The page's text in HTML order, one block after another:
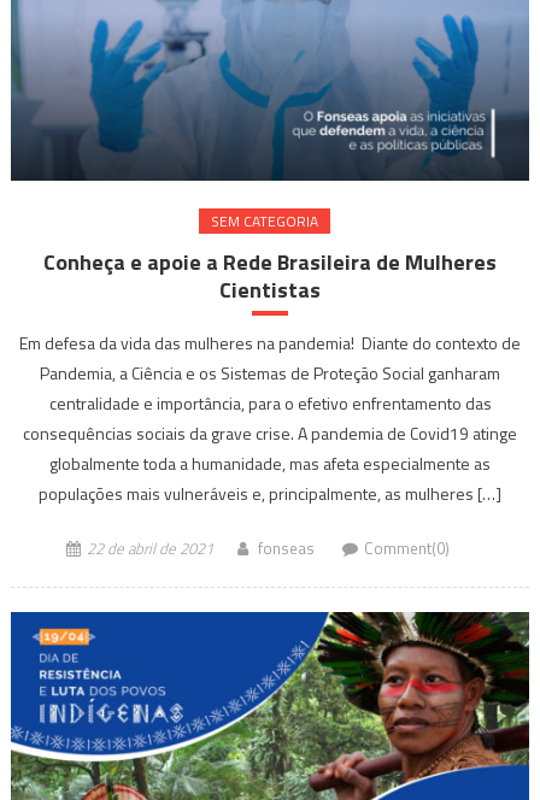
SEM CATEGORIA
Conheça e apoie a Rede Brasileira de Mulheres
Cientistas
Em defesa da vida das mulheres na pandemia! Diante do contexto de
Pandemia, a Ciência e os Sistemas de Proteção Social ganharam
centralidade e importância, para o efetivo enfrentamento das
consequências sociais da grave crise. A pandemia de Covid19 atinge
globalmente toda a humanidade, mas afeta especialmente as
populações mais vulneráveis e, principalmente, as mulheres […]
22 de abril de 2021 fonseas Comment(0)